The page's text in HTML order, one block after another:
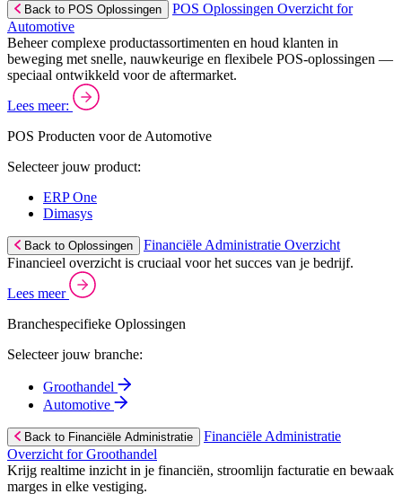
Back to POS Oplossingen
POS Oplossingen Overzicht for
Automotive
Beheer complexe productassortimenten en houd klanten in
beweging met snelle, nauwkeurige en flexibele POS-oplossingen —
speciaal ontwikkeld voor de aftermarket.
Lees meer:
POS Producten voor de Automotive
Selecteer jouw product:
ERP One
Dimasys
Back to Oplossingen
Financiële Administratie Overzicht
Financieel overzicht is cruciaal voor het succes van je bedrijf.
Lees meer
Branchespecifieke Oplossingen
Selecteer jouw branche:
Groothandel
Automotive
Back to Financiële Administratie
Financiële Administratie
Overzicht for Groothandel
Krijg realtime inzicht in je financiën, stroomlijn facturatie en bewaak
marges in elke vestiging.